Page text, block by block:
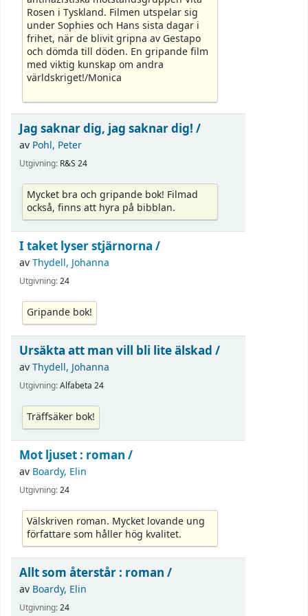
Rosen i Tyskland. Filmen utspelar sig
under Sophies och Hans sista dagar i
frihet, när de blivit gripna av Gestapo
och dömda till döden. En gripande film
med viktig kunskap om andra
världskriget!/Monica
Jag saknar dig, jag saknar dig! /
av Pohl, Peter
Utgivning: R&S 24
Mycket bra och gripande bok! Filmad
också, finns att hyra på bibblan.
I taket lyser stjärnorna /
avThydell, Johanna
Utgivning:24
Gripande bok!
Ursäkta att man vill bli lite älskad /
avThydell, Johanna
Utgivning:Alfabeta 24
Träffsäker bok!
Mot ljuset : roman /
av Boardy, Elin
Utgivning:24
Välskriven roman. Mycket lovande ung
författare som håller hög kvalitet.
Allt som återstår : roman /
av Boardy, Elin
Utgivning:24